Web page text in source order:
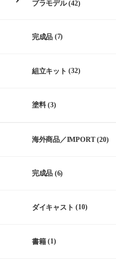
プラモデル(42)
完成品 (7)
組立キット (32)
塗料(3)
海外商品／IMPORT(20)
完成品 (6)
ダイキャスト (10)
書籍(1)